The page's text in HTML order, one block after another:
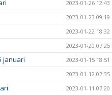
2023-01-26 12:43
2023-01-23 09:19
2023-01-22 18:32
2023-01-20 07:25
januari 2023-01-15 18:51
2023-01-12 07:35
2023-01-11 07:20